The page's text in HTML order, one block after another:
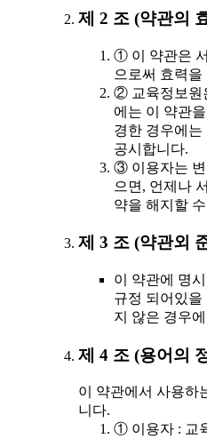
제 2 조 (약관의
① 이 약관은
으로써 효력을
② 교육정보원
에는 이 약관
경한 경우에
공시합니다.
③ 이용자는 변
으면, 언제나
약을 해지할
제 3 조 (약관외
이 약관에 명
규정 되어있을
지 않은 경우
제 4 조 (용어의
이 약관에서 사용하
니다.
① 이용자 : 교